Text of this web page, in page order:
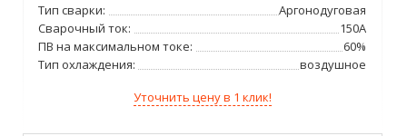
Тип сварки:
Аргонодуговая
Сварочный ток:
150А
ПВ на максимальном токе:
60%
Тип охлаждения:
воздушное
Уточнить цену в 1 клик!